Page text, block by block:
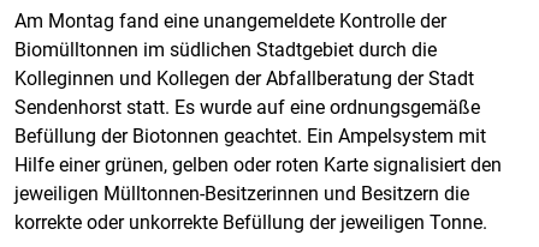
Am Montag fand eine unangemeldete Kontrolle der
Biomülltonnen im südlichen Stadtgebiet durch die
Kolleginnen und Kollegen der Abfallberatung der Stadt
Sendenhorst statt. Es wurde auf eine ordnungsgemäße
Befüllung der Biotonnen geachtet. Ein Ampelsystem mit
Hilfe einer grünen, gelben oder roten Karte signalisiert den
jeweiligen Mülltonnen-Besitzerinnen und Besitzern die
korrekte oder unkorrekte Befüllung der jeweiligen Tonne.